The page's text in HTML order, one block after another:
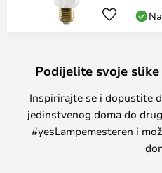
Podijelite svoje
Inspirirajte se i dopustite
jedinstvenog doma do
#yesLampemesteren i